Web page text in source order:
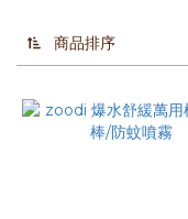
商品排序